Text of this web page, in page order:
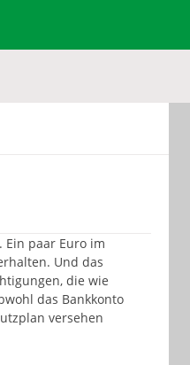
Ein paar Euro im
Und das
die wie
das Bankkonto
versehen